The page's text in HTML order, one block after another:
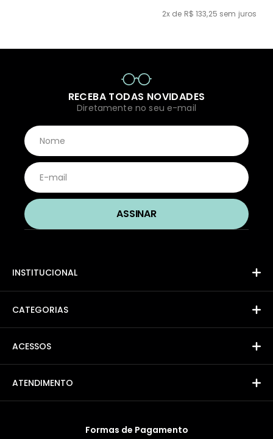
2x de R$ 133,25 sem juros
RECEBA TODAS NOVIDADES
Diretamente no seu e-mail
INSTITUCIONAL
CATEGORIAS
ACESSOS
ATENDIMENTO
Formas de Pagamento